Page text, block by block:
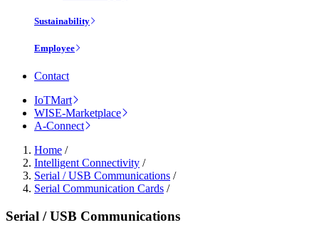
Sustainability
Employee
Contact
IoTMart
WISE-Marketplace
A-Connect
Home /
Intelligent Connectivity /
Serial / USB Communications /
Serial Communication Cards /
Serial / USB Communications